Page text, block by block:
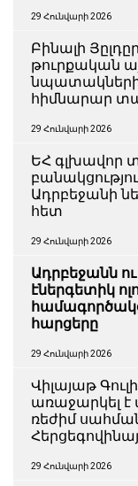
29 Հունվարի 2026
Բինալի
թուրքական
հիմնարար
29 Հունվարի 2026
ԵՀ գլխավոր
Ադրբեջանի
հետ
29 Հունվարի 2026
Ադրբեջանն
էներգետիկ
հարցերը
29 Հունվարի 2026
Վիլայաթ
առաջարկել է
ռեժիմ
29 Հունվարի 2026